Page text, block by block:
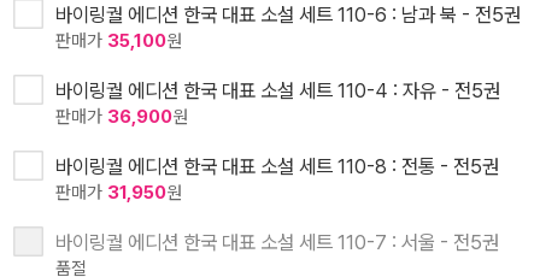
바이링궐 에디션 한국 대표 소설 세트 110-6 : 남과 북 - 전5권
판매가 35,100원
바이링궐 에디션 한국 대표 소설 세트 110-4 : 자유 - 전5권
판매가 36,900원
바이링궐 에디션 한국 대표 소설 세트 110-8 : 전통 - 전5권
판매가 31,950원
바이링궐 에디션 한국 대표 소설 세트 110-7 : 서울 - 전5권
품절